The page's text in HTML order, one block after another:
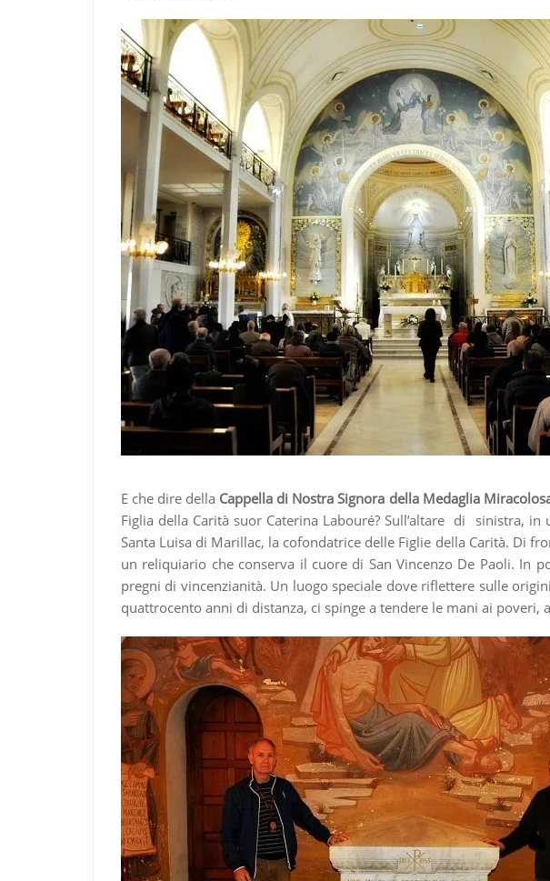
E che dire della Cappella di Nostra Signora della Medaglia
Figlia della Carità suor Caterina Labouré? Sull’altare di sinistra,
Santa Luisa di Marillac, la cofondatrice delle Figlie della Carità. Di
un reliquiario che conserva il cuore di San Vincenzo De Paoli. In
pregni di vincenzianità. Un luogo speciale dove riflettere sulle
quattrocento anni di distanza, ci spinge a tendere le mani ai poveri,